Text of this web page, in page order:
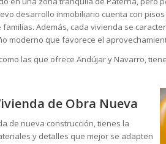
desarrollo inmobiliario cuenta con
Además, cada vivienda se
moderno que favorece el
las que ofrece Andújar y Navarro,
de Obra Nueva
de nueva construcción, tienes la
y detalles que mejor se adapten